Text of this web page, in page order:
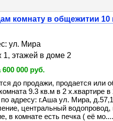
комнату в общежитии 10
ул. Мира
1, этажей в доме 2
600 000 руб.
до продажи, продается или
9.3 кв.м в 2 х.квартире
адресу: г.Аша ул. Мира,
центральный
в комнате есть печка ( её